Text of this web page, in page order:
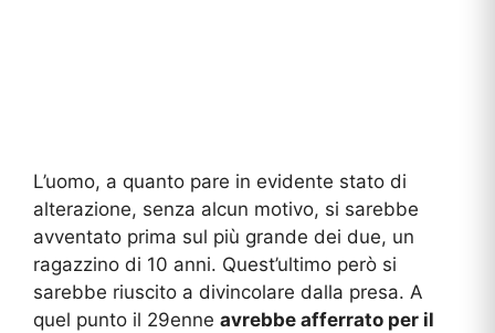
L’uomo, a quanto pare in evidente stato di
alterazione, senza alcun motivo, si sarebbe
avventato prima sul più grande dei due, un
ragazzino di 10 anni. Quest’ultimo però si
sarebbe riuscito a divincolare dalla presa. A
quel punto il 29enne avrebbe afferrato per il